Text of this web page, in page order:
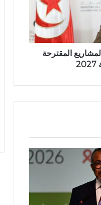
المقترحة